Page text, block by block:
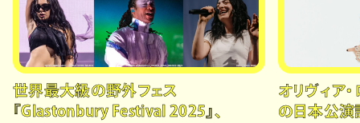
世界最大級の野外フェス
『Glastonbury Festival 2025』、
オリヴィア・
の日本公演